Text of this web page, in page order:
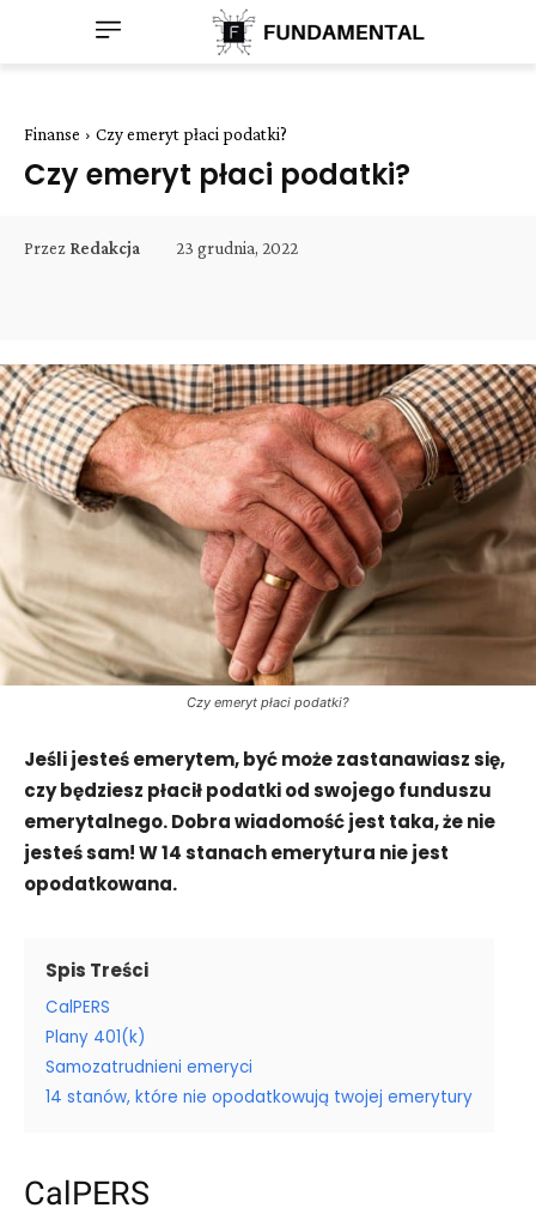
Finanse Czy emeryt płaci podatki?
Czy emeryt płaci podatki?
Przez Redakcja 23 grudnia, 2022
Czy emeryt płaci podatki?
Jeśli jesteś emerytem, być może zastanawiasz się,
czy będziesz płacił podatki od swojego funduszu
emerytalnego. Dobra wiadomość jest taka, że nie
jesteś sam! W 14 stanach emerytura nie jest
opodatkowana.
Spis Treści
CalPERS
Plany 401(k)
Samozatrudnieni emeryci
14 stanów, które nie opodatkowują twojej emerytury
CalPERS